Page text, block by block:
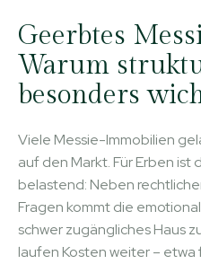
Geerbtes
Warum
besonders
Viele Messie-Immobilien
auf den Markt. Für Erben
belastend: Neben
Fragen kommt die
schwer zugängliches Haus
laufen Kosten weiter –